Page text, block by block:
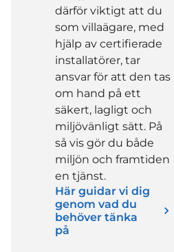
därför viktigt att du
som villaägare, med
hjälp av certifierade
installatörer, tar
ansvar för att den tas
om hand på ett
säkert, lagligt och
miljövänligt sätt. På
så vis gör du både
miljön och framtiden
en tjänst.
Här guidar vi dig
genom vad du
behöver tänka
på